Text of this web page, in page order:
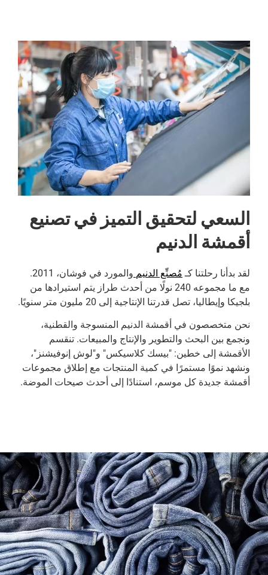
السعي لتحقيق التميز في تصنيع
أقمشة الدنيم
لقد بدأنا رحلتنا كـ مُصنِّع الدنيم
والمورد في فوشان، 2011.
مع ما مجموعه 240 نولًا من أحدث طراز يتم استيرادها من
بلجيكا وإيطاليا، تصل قدرتنا الإنتاجية إلى 20 مليون متر سنويًا.
نحن متخصصون في أقمشة الدنيم المنسوجة والقطنية،
ونجمع بين البحث والتطوير والإنتاج والمبيعات. تنقسم
الأقمشة إلى خطين: "بيسك كلاسيكس" و"لوش إنوفيشنز"،
ونشهد نموًا مستمرًا في كمية المنتجات مع إطلاق مجموعات
أقمشة جديدة كل موسم، استنادًا إلى أحدث صيحات الموضة.